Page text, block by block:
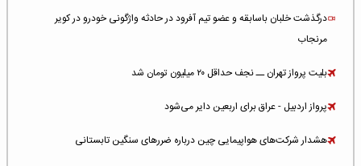
درگذشت خلبان باسابقه و عضو تیم آفرود در حادثه واژگونی خودرو در کویر
مرنجاب
بلیت پرواز تهران ــ نجف حداقل ۲۰ میلیون تومان شد
پرواز اردبیل - عراق برای اربعین دایر می‌شود
هشدار شرکت‌های هواپیمایی چین درباره ضررهای سنگین تابستانی